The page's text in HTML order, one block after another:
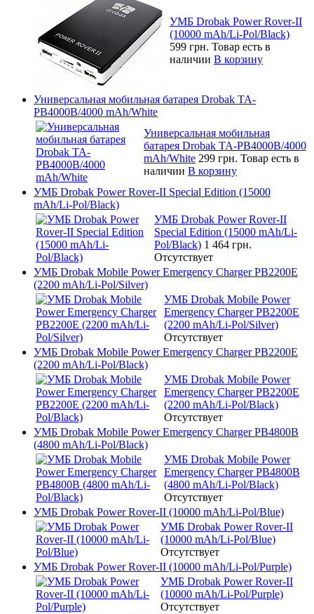
УМБ Drobak Power Rover-II
(10000 mAh/Li-Pol/Black)
599 грн. Товар есть в
наличии В корзину
Универсальная мобильная батарея Drobak TA-
PB4000B/4000 mAh/White
Универсальная мобильная
батарея Drobak TA-PB4000B/4000
mAh/White 299 грн. Товар есть в
наличии В корзину
УМБ Drobak Power Rover-II Special Edition (15000
mAh/Li-Pol/Black)
УМБ Drobak Power Rover-II
Special Edition (15000 mAh/Li-
Pol/Black) 1 464 грн.
Отсутствует
УМБ Drobak Mobile Power Emergency Charger PB2200E
(2200 mAh/Li-Pol/Silver)
УМБ Drobak Mobile Power
Emergency Charger PB2200E
(2200 mAh/Li-Pol/Silver)
Отсутствует
УМБ Drobak Mobile Power Emergency Charger PB2200E
(2200 mAh/Li-Pol/Black)
УМБ Drobak Mobile Power
Emergency Charger PB2200E
(2200 mAh/Li-Pol/Black)
Отсутствует
УМБ Drobak Mobile Power Emergency Charger PB4800B
(4800 mAh/Li-Pol/Black)
УМБ Drobak Mobile Power
Emergency Charger PB4800B
(4800 mAh/Li-Pol/Black)
Отсутствует
УМБ Drobak Power Rover-II (10000 mAh/Li-Pol/Blue)
УМБ Drobak Power Rover-II
(10000 mAh/Li-Pol/Blue)
Отсутствует
УМБ Drobak Power Rover-II (10000 mAh/Li-Pol/Purple)
УМБ Drobak Power Rover-II
(10000 mAh/Li-Pol/Purple)
Отсутствует